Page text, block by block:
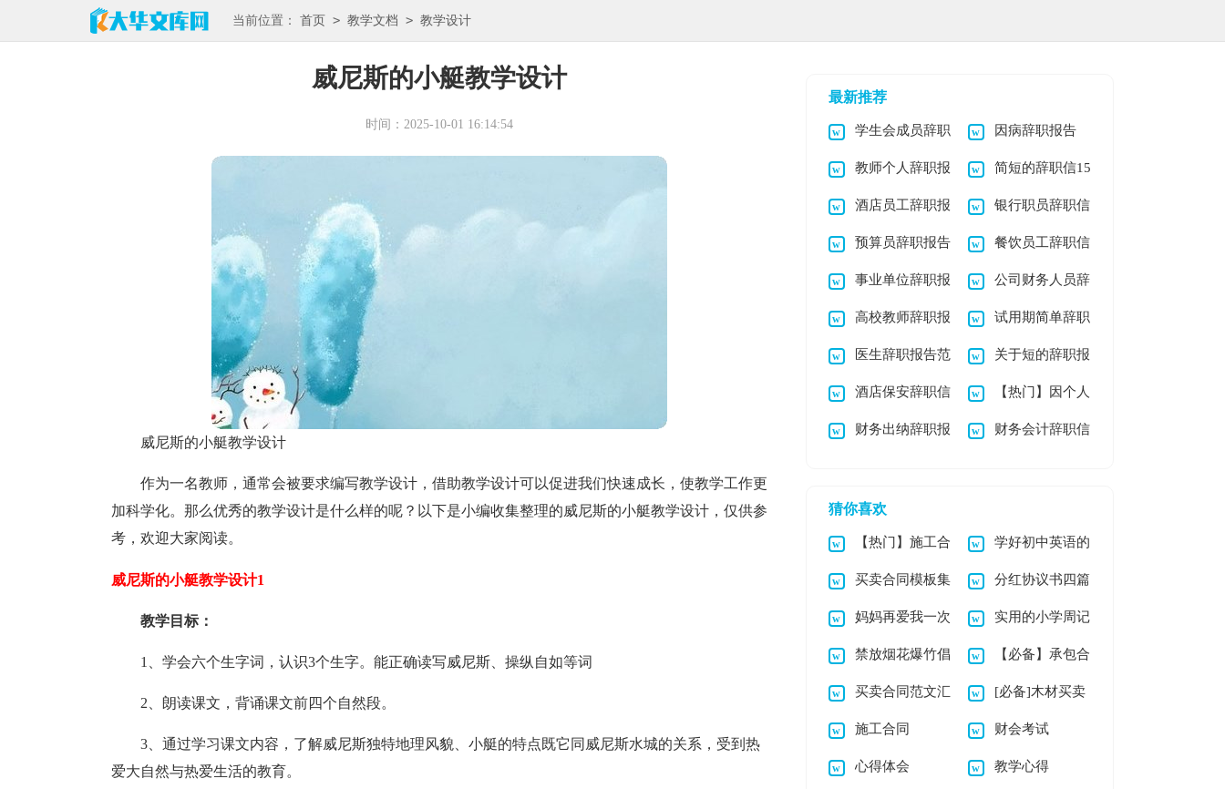
当前位置： 首页 > 教学文档 > 教学设计
威尼斯的小艇教学设计
时间：2025-10-01 16:14:54
威尼斯的小艇教学设计
作为一名教师，通常会被要求编写教学设计，借助教学设计可以促进我们快速成长，使教学工作更
加科学化。那么优秀的教学设计是什么样的呢？以下是小编收集整理的威尼斯的小艇教学设计，仅供参
考，欢迎大家阅读。
威尼斯的小艇教学设计1
教学目标：
1、学会六个生字词，认识3个生字。能正确读写威尼斯、操纵自如等词
2、朗读课文，背诵课文前四个自然段。
3、通过学习课文内容，了解威尼斯独特地理风貌、小艇的特点既它同威尼斯水城的关系，受到热
爱大自然与热爱生活的教育。
最新推荐
学生会成员辞职
信
因病辞职报告
教师个人辞职报
告(15篇)
简短的辞职信15
篇
酒店员工辞职报
告汇编15篇
银行职员辞职信
预算员辞职报告
汇编七篇
餐饮员工辞职信
事业单位辞职报
告15篇
公司财务人员辞
职报告
高校教师辞职报
告15篇
试用期简单辞职
报告
医生辞职报告范
文
关于短的辞职报
告模板汇编9篇
酒店保安辞职信 【热门】因个人
原因的辞职报告四篇
财务出纳辞职报 财务会计辞职信
猜你喜欢
【热门】施工合
同范文锦集5篇
学好初中英语的
方法5篇
买卖合同模板集
合6篇
分红协议书四篇
妈妈再爱我一次
观后感
实用的小学周记
模板集合5篇
禁放烟花爆竹倡
议书12篇
【必备】承包合
同汇编9篇
买卖合同范文汇
编五篇
[必备]木材买卖
合同
施工合同 财会考试
心得体会 教学心得